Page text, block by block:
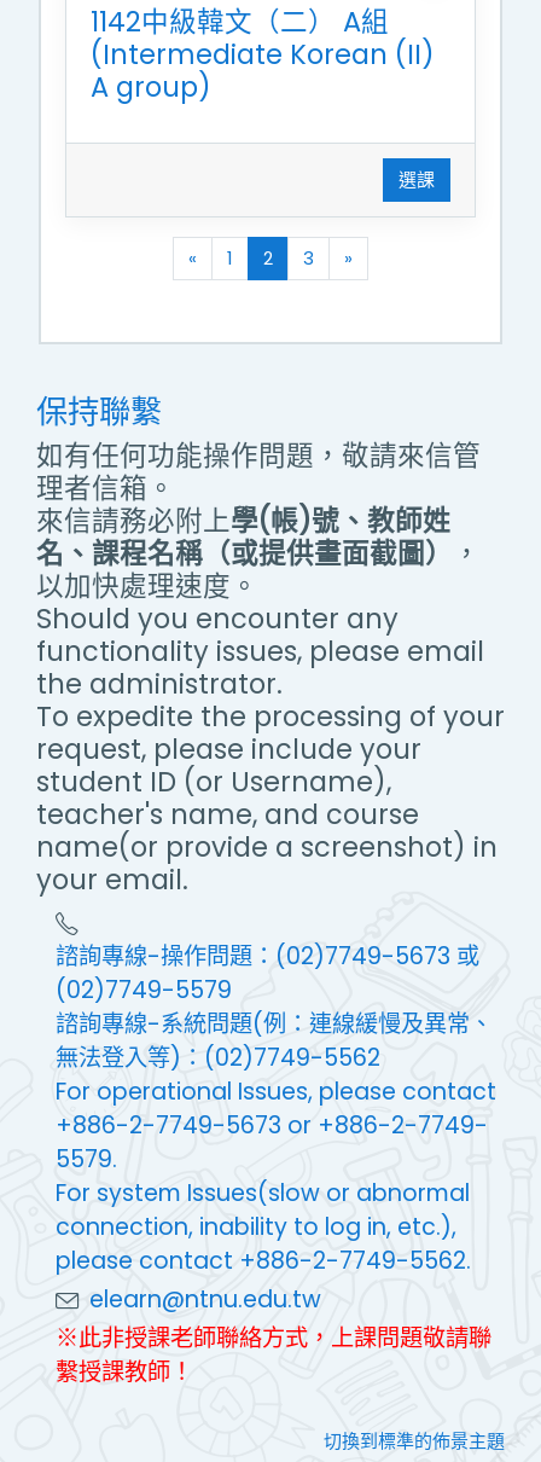
1142中級韓文（二） A組
(Intermediate Korean (II)
A group)
選課
« 向前1 2 (current)
3 »
保持聯繫
如有任何功能操作問題，敬請來信管
理者信箱。
來信請務必附上學(帳)號、教師姓
名、課程名稱（或提供畫面截圖）
，
以加快處理速度。
Should you encounter any
functionality issues, please email
the administrator.
To expedite the processing of your
request, please include your
student ID (or Username),
teacher's name, and course
name(or provide a screenshot) in
your email.
諮詢專線-操作問題：(02)7749-5673 或
(02)7749-5579
諮詢專線-系統問題(例：連線緩慢及異常、
無法登入等)：(02)7749-5562
For operational Issues, please contact
+886-2-7749-5673 or +886-2-7749-
5579.
For system Issues(slow or abnormal
connection, inability to log in, etc.),
please contact +886-2-7749-5562.
elearn@ntnu.edu.tw
※此非授課老師聯絡方式，上課問題敬請聯
繫授課教師！
切換到標準的佈景主題